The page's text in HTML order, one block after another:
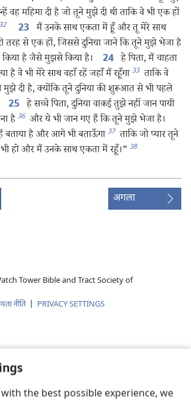
the best possible experience, we
वह महिमा दी है जो तूने मुझे दी थी ताकि वे भी एक हों
23 मैं उनके साथ एकता में हूँ और तू मेरे साथ
तरह से एक हों, जिससे दुनिया जाने कि तूने मुझे भेजा है
है जैसे मुझसे किया है।
24 हे पिता, मैं चाहता
है वे भी मेरे साथ वहाँ रहें जहाँ मैं रहूँगा 33 ताकि वे
मुझे दी है, क्योंकि तूने दुनिया की शुरूआत से भी पहले
25 हे सच्चे पिता, दुनिया वाकई तुझे नहीं जान पायी
है 36 और ये भी जान गए हैं कि तूने मुझे भेजा है।
बताया है और आगे भी बताऊँगा 37 ताकि जो प्यार तूने
हो और मैं उनके साथ एकता में रहूँ।” 38
अगला
Tower Bible and Tract Society of
नीति| PRIVACY SETTINGS